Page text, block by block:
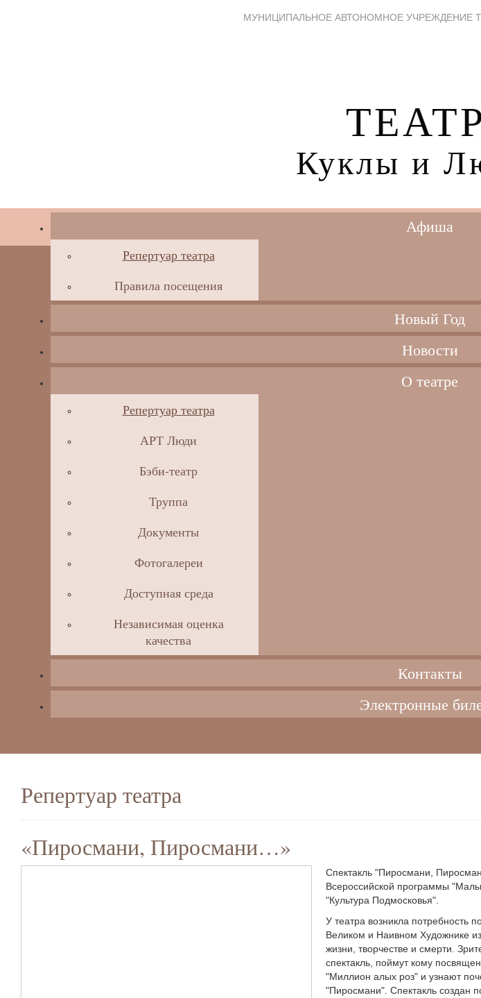
МУНИЦИПАЛЬНОЕ АВТОНОМНОЕ УЧРЕЖДЕНИЕ
ТЕАТР
Куклы и
Афиша
Репертуар театра
Правила посещения
Новый Год
Новости
О театре
Репертуар театра
АРТ Люди
Бэби-театр
Труппа
Документы
Фотогалереи
Доступная среда
Независимая оценка
качества
Контакты
Электронные
Репертуар театра
«Пиросмани, Пиросмани…»
Спектакль "Пиросмани,
Всероссийской программы
"Культура Подмосковья".
У театра возникла потребность
Великом и Наивном Художнике из
жизни, творчестве и смерти.
спектакль, поймут кому
"Миллион алых роз" и узнают
"Пиросмани". Спектакль создан